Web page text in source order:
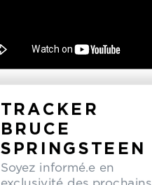
TRACKER
BRUCE
SPRINGSTEEN
Soyez informé.e en